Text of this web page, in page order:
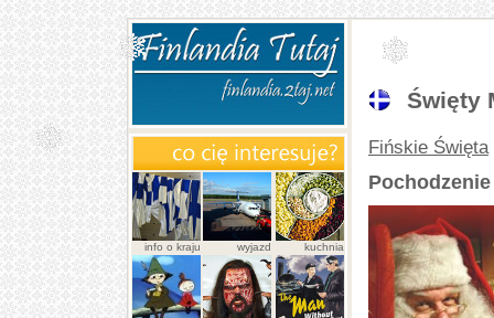
info o kraju wyjazd kuchnia
Święty
Fińskie Święta